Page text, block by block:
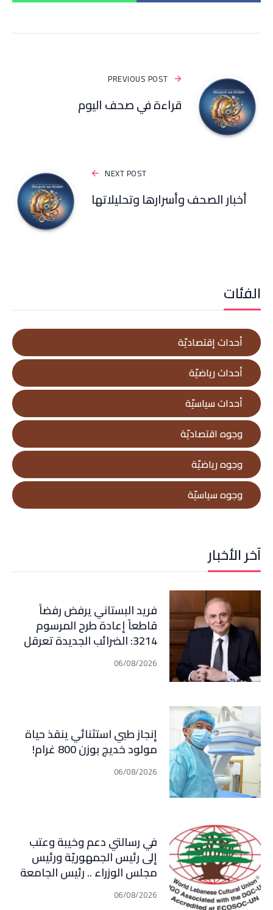
PREVIOUS POST
قراءة في صحف اليوم
NEXT POST
أخبار الصحف وأسرارها وتحليلاتها
الفئات
أحداث إقتصاديّة
أحداث رياضيّة
أحداث سياسيّة
وجوه اقتصاديّة
وجوه رياضيّة
وجوه سياسيّة
آخر الأخبار
فريد البستاني يرفض رفضاً
قاطعاً إعادة طرح المرسوم
3214: الضرائب الجديدة تعرقل
التعافي الاقتصادي وتناقض
مبدأ الشراكة
06/08/2026
إنجاز طبي استثنائي ينقذ حياة
مولود خديج بوزن 800 غرام!
06/08/2026
في رسالتي دعم وخيبة وعتب
إلى رئيس الجمهوريّة ورئيس
مجلس الوزراء .. رئيس الجامعة
اللبنانية الثقافيّة في العالم
(WLCU) يؤكد دعم الدّولة06/08/2026